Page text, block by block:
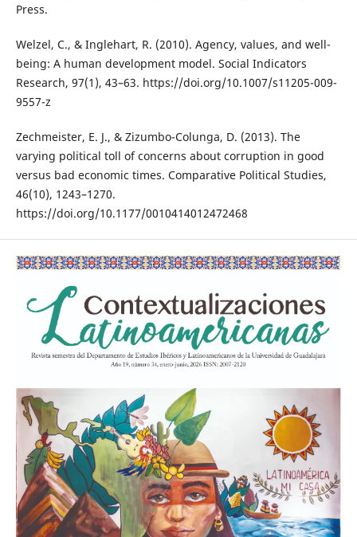
Press.
Welzel, C., & Inglehart, R. (2010). Agency, values, and well-
being: A human development model. Social Indicators
Research, 97(1), 43–63. https://doi.org/10.1007/s11205-009-
9557-z
Zechmeister, E. J., & Zizumbo-Colunga, D. (2013). The
varying political toll of concerns about corruption in good
versus bad economic times. Comparative Political Studies,
46(10), 1243–1270.
https://doi.org/10.1177/0010414012472468